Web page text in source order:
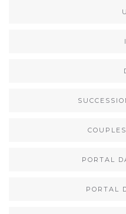
PORTAL
PORTAL